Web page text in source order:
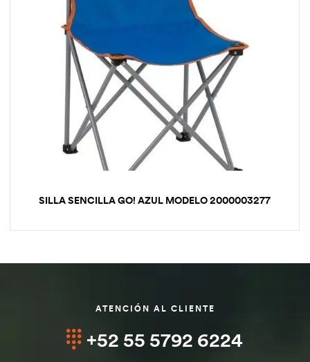
SILLA SENCILLA GO! AZUL MODELO 2000003277
ATENCIÓN AL CLIENTE
+52 55 5792 6224